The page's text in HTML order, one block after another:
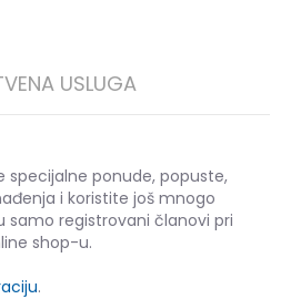
USLUGA
specijalne ponude, popuste,
i koristite još mnogo
samo registrovani članovi pri
shop-u.
.